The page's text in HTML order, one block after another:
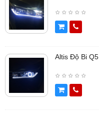
Altis Độ Bi